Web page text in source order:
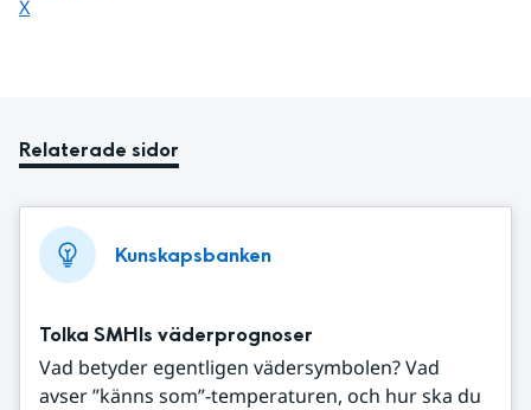
Dela sidan på
X
Relaterade sidor
Kunskapsbanken
Tolka SMHIs väderprognoser
Vad betyder egentligen vädersymbolen? Vad
avser ”känns som”-temperaturen, och hur ska du